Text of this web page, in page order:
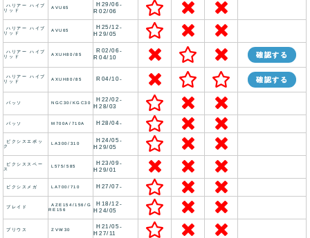
ハリアー ハイブ
リッド
AVU65
H29/06-
R02/06
ハリアー ハイブ
リッド
AVU65
H25/12-
H29/05
ハリアー ハイブ
リッド
AXUH80/85
R02/06-
R04/10
確認する
ハリアー ハイブ
リッド
AXUH80/85 R04/10- 確認する
パッソ NGC30/KGC30
H22/02-
H28/03
パッソ M700A/710A H28/04-
ピクシスエポッ
ク
LA300/310
H24/05-
H29/05
ピクシススペー
ス
L575/585
H23/09-
H29/01
ピクシスメガ LA700/710 H27/07-
ブレイド
AZE154/156/G
RE156
H18/12-
H24/05
プリウス ZVW30
H21/05-
H27/11